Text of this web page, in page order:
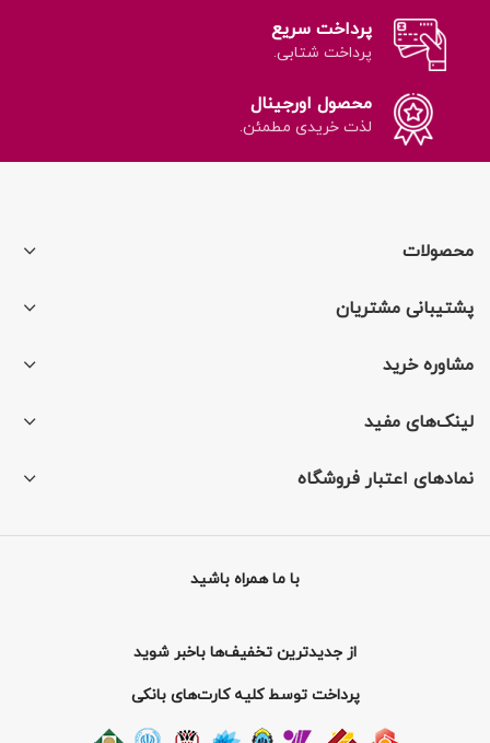
پرداخت سریع
پرداخت شتابی.
محصول اورجینال
لذت خریدی مطمئن.
محصولات
پشتیبانی مشتریان
مشاوره خرید
لینک‌های مفید
نمادهای اعتبار فروشگاه
با ما همراه باشید
از جدیدترین تخفیف‌ها باخبر شوید
پرداخت توسط کلیه کارت‌های بانکی